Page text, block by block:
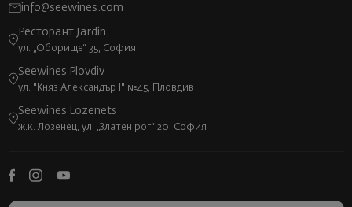
info@seewines.com
Ресторант Jardin
ул. „Оборище“ 35, София
Seewines Plovdiv
ул. "Княз Александър I" №45, Пловдив
Seewines Lozenets
ж.к. Лозенец, ул. „Златен рог“ 20, София